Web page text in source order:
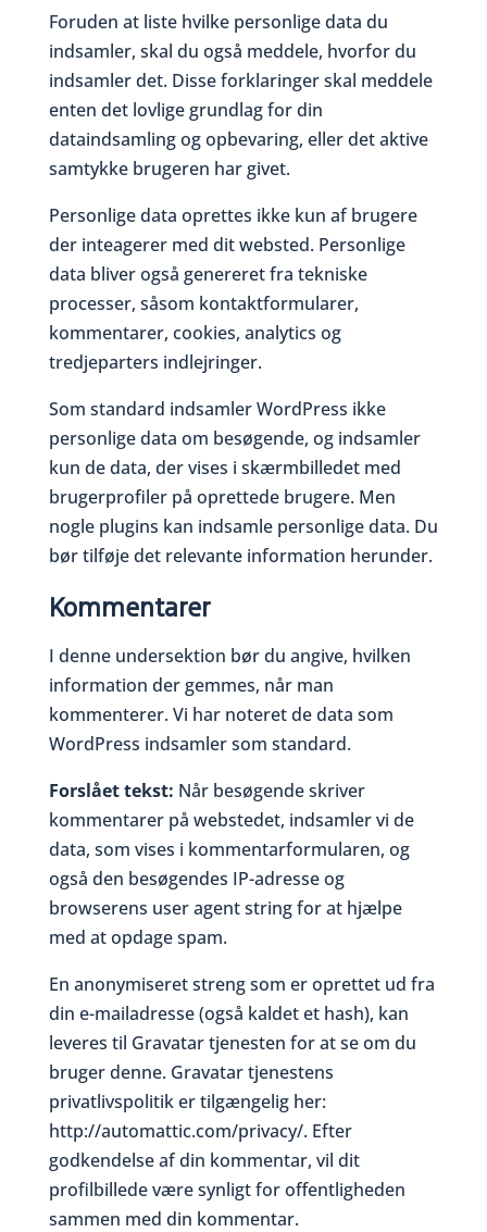
Foruden at liste hvilke personlige data du
indsamler, skal du også meddele, hvorfor du
indsamler det. Disse forklaringer skal meddele
enten det lovlige grundlag for din
dataindsamling og opbevaring, eller det aktive
samtykke brugeren har givet.
Personlige data oprettes ikke kun af brugere
der inteagerer med dit websted. Personlige
data bliver også genereret fra tekniske
processer, såsom kontaktformularer,
kommentarer, cookies, analytics og
tredjeparters indlejringer.
Som standard indsamler WordPress ikke
personlige data om besøgende, og indsamler
kun de data, der vises i skærmbilledet med
brugerprofiler på oprettede brugere. Men
nogle plugins kan indsamle personlige data. Du
bør tilføje det relevante information herunder.
Kommentarer
I denne undersektion bør du angive, hvilken
information der gemmes, når man
kommenterer. Vi har noteret de data som
WordPress indsamler som standard.
Forslået tekst: Når besøgende skriver
kommentarer på webstedet, indsamler vi de
data, som vises i kommentarformularen, og
også den besøgendes IP-adresse og
browserens user agent string for at hjælpe
med at opdage spam.
En anonymiseret streng som er oprettet ud fra
din e-mailadresse (også kaldet et hash), kan
leveres til Gravatar tjenesten for at se om du
bruger denne. Gravatar tjenestens
privatlivspolitik er tilgængelig her:
http://automattic.com/privacy/. Efter
godkendelse af din kommentar, vil dit
profilbillede være synligt for offentligheden
sammen med din kommentar.